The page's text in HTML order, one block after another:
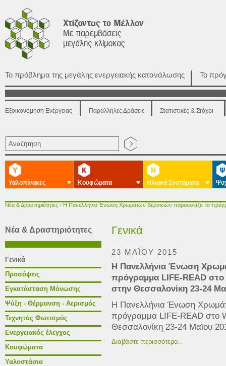
Το πρόβλημα της μεγάλης ενεργειακής κατανάλωσης Το
Εξοικονόμηση Ενέργειας Παράλληλες Δράσεις Στατιστικές & Στόχοι
Υαλοπίνακες Κουφώματα Ηλιακά Συστήματα
Νέα & Δραστηριότητες › H Πανελλήνια Ένωση Χρωμάτων Βερνικιών παρουσιάζει το
Νέα & Δραστηριότητες
Γενικά
Προσόψεις
Εγκατάσταση Μόνωσης
Ψύξη - Θέρμανση - Αερισμός
Τεχνητός Φωτισμός
Ενεργειακός έλεγχος
Κουφώματα
Υαλοστάσια
Γενικά
23 ΜΑΪΟΥ 2015
H Πανελλήνια Ένωση
πρόγραμμα LIFE-READ
στην Θεσσαλονίκη 23-24
H Πανελλήνια Ένωση
πρόγραμμα LIFE-READ στο
Θεσσαλονίκη 23-24 Μαϊου
Διαβάστε περισσότερα..